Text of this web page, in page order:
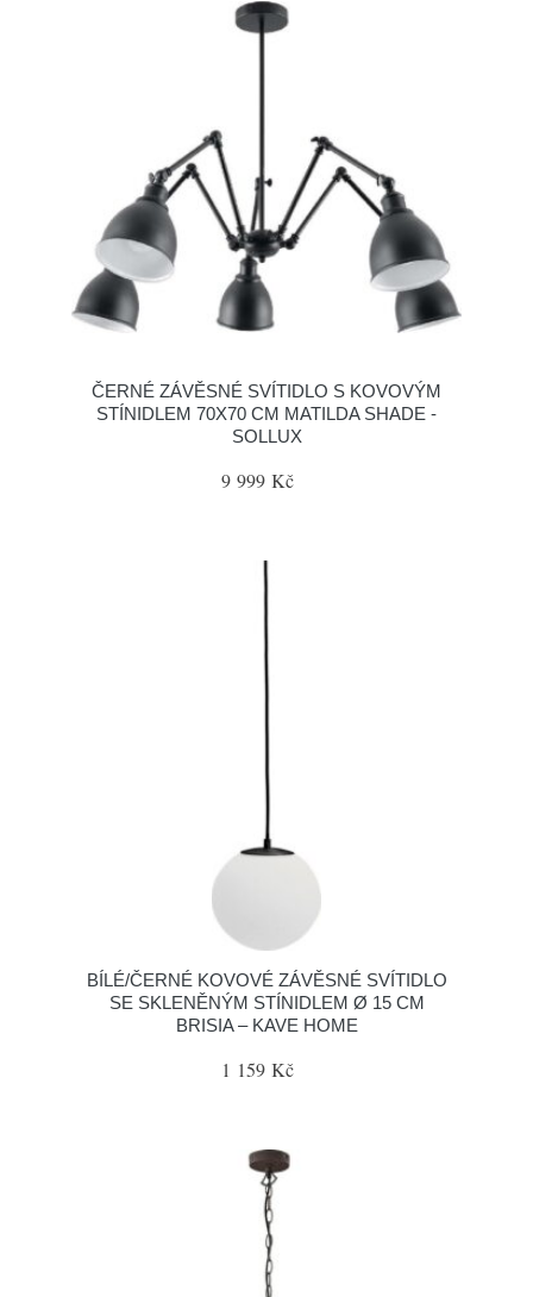
ČERNÉ ZÁVĚSNÉ SVÍTIDLO S KOVOVÝM
STÍNIDLEM 70X70 CM MATILDA SHADE -
SOLLUX
9 999 Kč
BÍLÉ/ČERNÉ KOVOVÉ ZÁVĚSNÉ SVÍTIDLO
SE SKLENĚNÝM STÍNIDLEM Ø 15 CM
BRISIA – KAVE HOME
1 159 Kč